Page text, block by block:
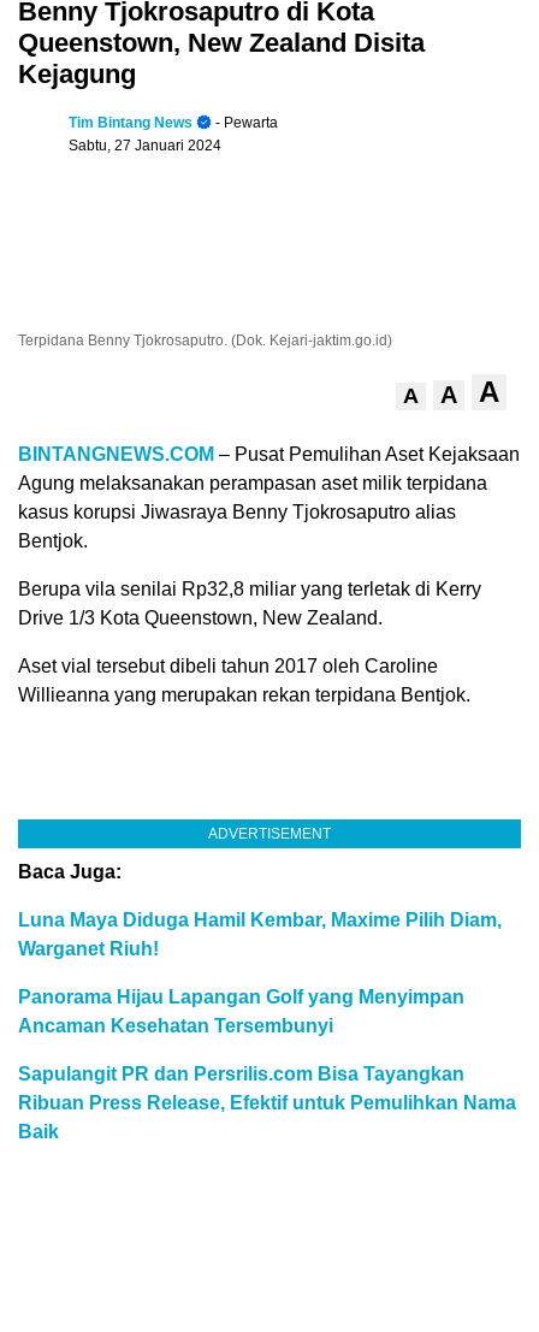
Benny Tjokrosaputro di Kota
Queenstown, New Zealand Disita
Kejagung
Tim Bintang News
- Pewarta
Sabtu, 27 Januari 2024
Terpidana Benny Tjokrosaputro. (Dok. Kejari-jaktim.go.id)
A A A
BINTANGNEWS.COM – Pusat Pemulihan Aset Kejaksaan
Agung melaksanakan perampasan aset milik terpidana
kasus korupsi Jiwasraya Benny Tjokrosaputro alias
Bentjok.
Berupa vila senilai Rp32,8 miliar yang terletak di Kerry
Drive 1/3 Kota Queenstown, New Zealand.
Aset vial tersebut dibeli tahun 2017 oleh Caroline
Willieanna yang merupakan rekan terpidana Bentjok.
ADVERTISEMENT
Baca Juga:
Luna Maya Diduga Hamil Kembar, Maxime Pilih Diam,
Warganet Riuh!
Panorama Hijau Lapangan Golf yang Menyimpan
Ancaman Kesehatan Tersembunyi
Sapulangit PR dan Persrilis.com Bisa Tayangkan
Ribuan Press Release, Efektif untuk Pemulihkan Nama
Baik